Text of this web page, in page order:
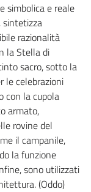
simbolica e reale
sintetizza
razionalità
la Stella di
sacro, sotto la
le celebrazioni
con la cupola
armato,
rovine del
il campanile,
la funzione
sono utilizzati
(Oddo)